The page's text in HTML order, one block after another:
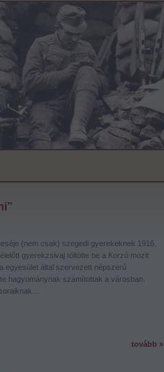
(nem csak) szegedi gyerekeknek 1916.
gyerekzsivaj töltötte be a Korzó mozit
egyesület által szervezett népszerű
hagyománynak számítottak a városban.
tovább »